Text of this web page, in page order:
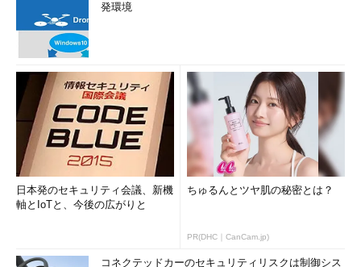
発環境
日本発のセキュリティ会議、新機
軸とIoTと、今後の広がりと
ちゅるんとツヤ肌の秘密とは？
PR(DHC｜CanCam.jp)
コネクテッドカーのセキュリティリスクは制御シス